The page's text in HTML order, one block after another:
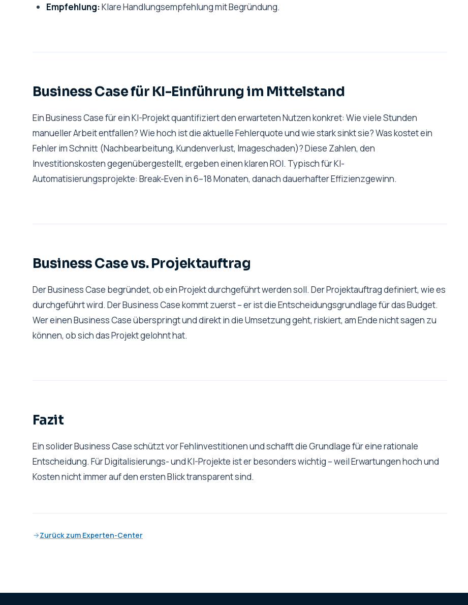
Empfehlung:Klare Handlungsempfehlung mit Begründung.
Business Case für KI-Einführung im Mittelstand
Ein Business Case für ein KI-Projekt quantifiziert den erwarteten Nutzen konkret: Wie viele Stunden
manueller Arbeit entfallen? Wie hoch ist die aktuelle Fehlerquote und wie stark sinkt sie? Was kostet ein
Fehler im Schnitt (Nachbearbeitung, Kundenverlust, Imageschaden)? Diese Zahlen, den
Investitionskosten gegenübergestellt, ergeben einen klaren ROI. Typisch für KI-
Automatisierungsprojekte: Break-Even in 6–18 Monaten, danach dauerhafter Effizienzgewinn.
Business Case vs. Projektauftrag
Der Business Case begründet, ob ein Projekt durchgeführt werden soll. Der Projektauftrag definiert, wie es
durchgeführt wird. Der Business Case kommt zuerst – er ist die Entscheidungsgrundlage für das Budget.
Wer einen Business Case überspringt und direkt in die Umsetzung geht, riskiert, am Ende nicht sagen zu
können, ob sich das Projekt gelohnt hat.
Fazit
Ein solider Business Case schützt vor Fehlinvestitionen und schafft die Grundlage für eine rationale
Entscheidung. Für Digitalisierungs- und KI-Projekte ist er besonders wichtig – weil Erwartungen hoch und
Kosten nicht immer auf den ersten Blick transparent sind.
Zurück zum Experten-Center